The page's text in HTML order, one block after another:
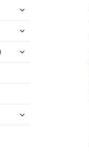
menu
expand
menu
expand
menu
expand
expand